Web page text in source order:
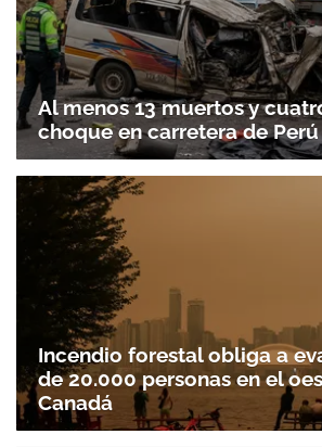
Al menos 13 muertos y
choque en carretera de Perú
Incendio forestal obliga a
de 20.000 personas en el
Canadá